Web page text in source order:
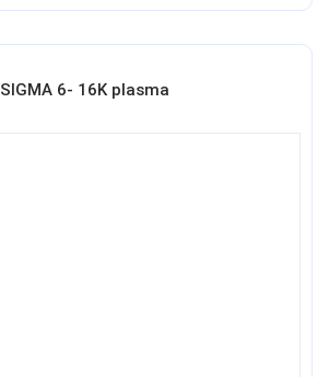
SIGMA 6- 16K plasma